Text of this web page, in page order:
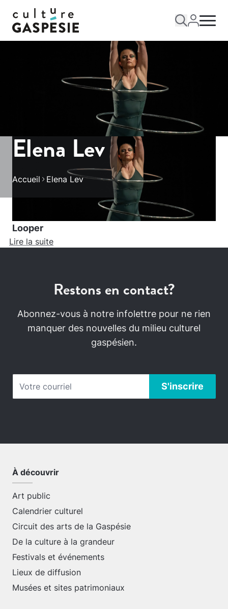
Elena Lev
Accueil Elena Lev
Looper
Lire la suite
Restons en contact?
Abonnez-vous à notre infolettre pour ne rien
manquer des nouvelles du milieu culturel
gaspésien.
À découvrir
Art public
Calendrier culturel
Circuit des arts de la Gaspésie
De la culture à la grandeur
Festivals et événements
Lieux de diffusion
Musées et sites patrimoniaux